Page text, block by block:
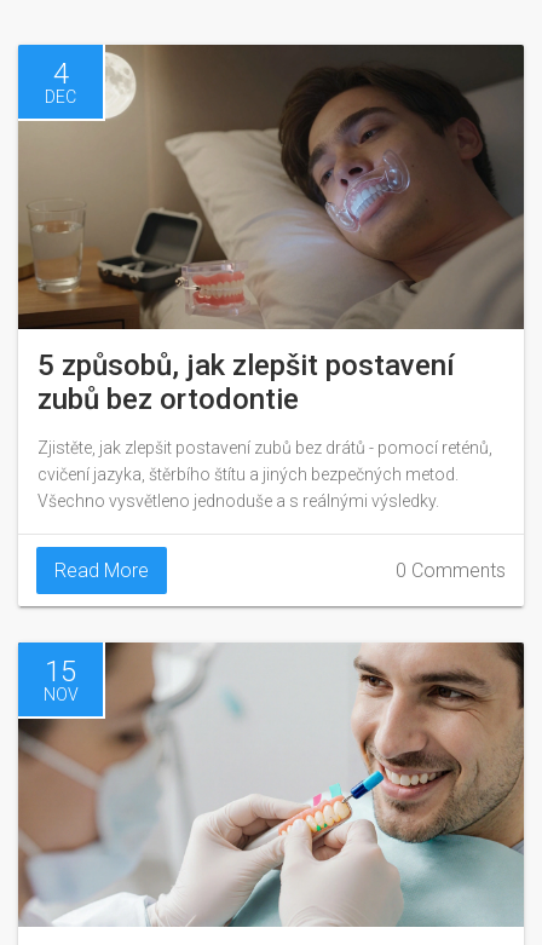
4
DEC
5 způsobů, jak zlepšit postavení
zubů bez ortodontie
Zjistěte, jak zlepšit postavení zubů bez drátů - pomocí reténů,
cvičení jazyka, štěrbího štítu a jiných bezpečných metod.
Všechno vysvětleno jednoduše a s reálnými výsledky.
Read More 0 Comments
15
NOV